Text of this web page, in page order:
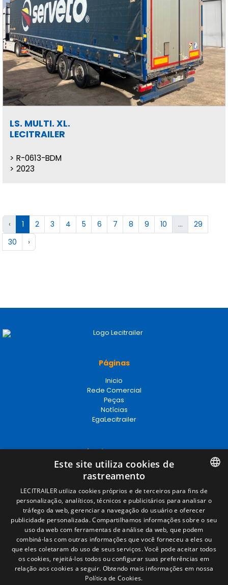
LS. MULTI. XL.
LECITRAILER
R-0613-BDM
2023
‹ 1 2 3 4 5 6 7 8 9 10 ...
29
30
›
Páginas
Inicio
Rede Comercial
Peças
Notícias
EgaLecitrailer
Términos legales
Aviso legal
Política de privacidade
Política de cookies
Condições Gerais de Venda
Gerenciar cookies
Contacto
Camino de los Huertos, S/N. Apdo 100
50620 - Casetas (Zaragoza) SPAIN
SPANISH
ENGLISH
FRENCH
ITALIAN
PORTUGUESE
Este site utiliza cookies de
rastreamento
LECITRAILER utiliza cookies próprios e de terceiros para fins de
personalização, analíticos, técnicos e publicitários para analisar o
tráfego da web, gerenciar a navegação do usuário e oferecer
publicidade personalizada. Compartilhamos informações sobre o seu
uso da web com ferramentas de análise da web, que podem
combiná-las com outras informações que você forneceu a eles ou
que eles coletaram do uso de seus serviços. Você pode aceitar todos
os cookies, rejeitá-los todos ou configurar suas preferências em
relação aos cookies a seguir. Obtendo mais informações em nossa
Política de Cookies.